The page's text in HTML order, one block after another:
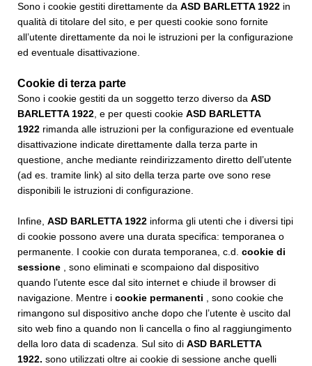
Sono i cookie gestiti direttamente da ASD BARLETTA 1922 in
qualità di titolare del sito, e per questi cookie sono fornite
all’utente direttamente da noi le istruzioni per la configurazione
ed eventuale disattivazione.
Cookie di terza parte
Sono i cookie gestiti da un soggetto terzo diverso da ASD
BARLETTA 1922 , e per questi cookie ASD BARLETTA
1922 rimanda alle istruzioni per la configurazione ed eventuale
disattivazione indicate direttamente dalla terza parte in
questione, anche mediante reindirizzamento diretto dell’utente
(ad es. tramite link) al sito della terza parte ove sono rese
disponibili le istruzioni di configurazione.
Infine, ASD BARLETTA 1922 informa gli utenti che i diversi tipi
di cookie possono avere una durata specifica: temporanea o
permanente. I cookie con durata temporanea, c.d. cookie di
sessione
, sono eliminati e scompaiono dal dispositivo
quando l’utente esce dal sito internet e chiude il browser di
navigazione. Mentre i cookie permanenti
, sono cookie che
rimangono sul dispositivo anche dopo che l’utente è uscito dal
sito web fino a quando non li cancella o fino al raggiungimento
della loro data di scadenza. Sul sito di ASD BARLETTA
1922. sono utilizzati oltre ai cookie di sessione anche quelli